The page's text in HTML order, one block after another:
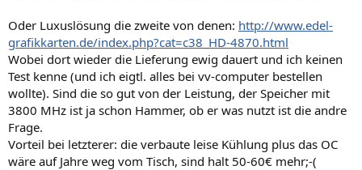
Oder Luxuslösung die zweite von denen: http://www.edel-
grafikkarten.de/index.php?cat=c38_HD-4870.html
Wobei dort wieder die Lieferung ewig dauert und ich keinen
Test kenne (und ich eigtl. alles bei vv-computer bestellen
wollte). Sind die so gut von der Leistung, der Speicher mit
3800 MHz ist ja schon Hammer, ob er was nutzt ist die andre
Frage.
Vorteil bei letzterer: die verbaute leise Kühlung plus das OC
wäre auf Jahre weg vom Tisch, sind halt 50-60€ mehr;-(